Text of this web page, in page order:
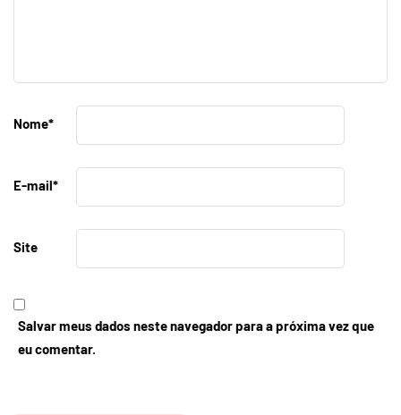
Nome*
E-mail*
Site
Salvar meus dados neste navegador para a próxima vez que
eu comentar.